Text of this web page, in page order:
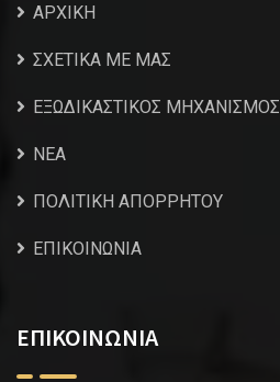
ΑΡΧΙΚΗ
ΣΧΕΤΙΚΑ ΜΕ ΜΑΣ
ΕΞΩΔΙΚΑΣΤΙΚΟΣ
NEA
ΠΟΛΙΤΙΚΗ ΑΠΟΡΡΗΤΟΥ
ΕΠΙΚΟΙΝΩΝΙΑ
ΕΠΙΚΟΙΝΩΝΙΑ